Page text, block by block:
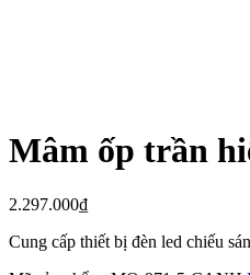
Mâm ốp trần
2.297.000₫
Cung cấp thiết bị đèn led chiếu